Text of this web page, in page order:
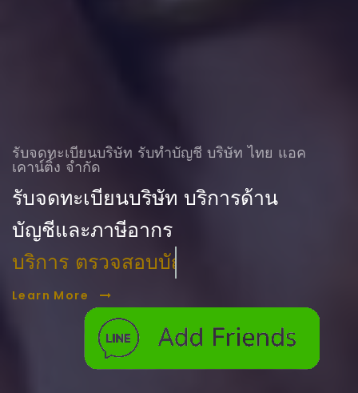
รับจดทะเบียนบริษัท รับทําบัญชี บริษัท ไทย แอค
เคาน์ติ้ง จำกัด
รับจดทะเบียนบริษัท บริการด้าน
บัญชีและภาษีอากร
บริการ ตรวจสอบบัญชี
Learn More